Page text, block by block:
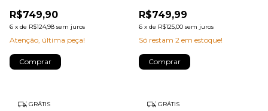
R$749,90
6 x de R$124,98 sem juros
Atenção, última peça!
Comprar
R$749,99
6 x de R$125,00 sem juros
Só restam 2 em estoque!
Comprar
GRÁTIS GRÁTIS